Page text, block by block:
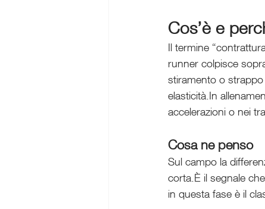
Cos’è e
Il termine
runner colpisce
stiramento o
elasticità.In
accelerazioni o nei
Cosa ne penso
Sul campo la
corta.È il segnale
in questa fase è il